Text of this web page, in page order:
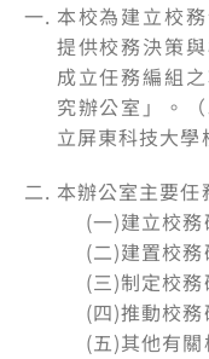
本校為建立校
提供校務決策
成立任務編組
究辦公室」。
立屏東科技大學
本辦公室主要任
(一)建立校務
(二)建置校務
(三)制定校
(四)推動校
(五)其他有關